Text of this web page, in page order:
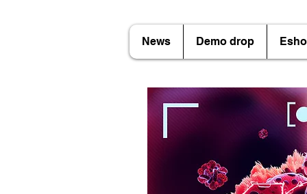
News Demo drop